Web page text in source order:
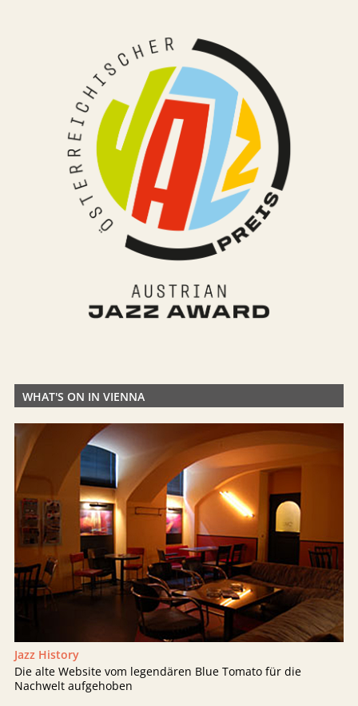
WHAT'S ON IN VIENNA
Jazz History
Die alte Website vom legendären Blue Tomato für die
Nachwelt aufgehoben